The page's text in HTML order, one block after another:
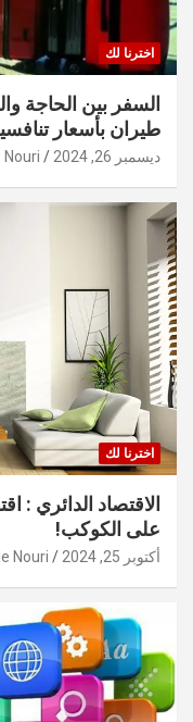
اخترنا لك
السفر بين
طيران بأسعار
ديسمبر 26, 2024 Nouri
اخترنا لك
الاقتصاد الدائري :
على الكوكب!
أكتوبر 25, 2024 Nouri